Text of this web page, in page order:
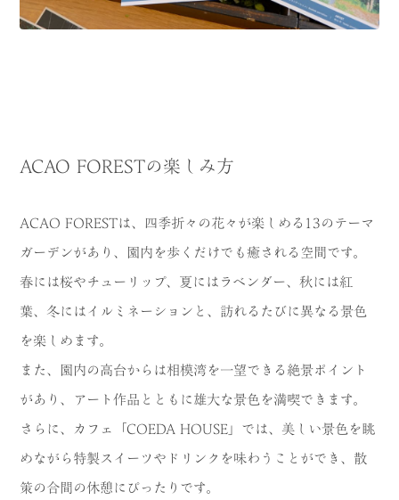
ACAO FORESTの楽しみ方
ACAO FORESTは、四季折々の花々が楽しめる13のテーマ
ガーデンがあり、園内を歩くだけでも癒される空間です。
春には桜やチューリップ、夏にはラベンダー、秋には紅
葉、冬にはイルミネーションと、訪れるたびに異なる景色
を楽しめます。
また、園内の高台からは相模湾を一望できる絶景ポイント
があり、アート作品とともに雄大な景色を満喫できます。
さらに、カフェ「COEDA HOUSE」では、美しい景色を眺
めながら特製スイーツやドリンクを味わうことができ、散
策の合間の休憩にぴったりです。